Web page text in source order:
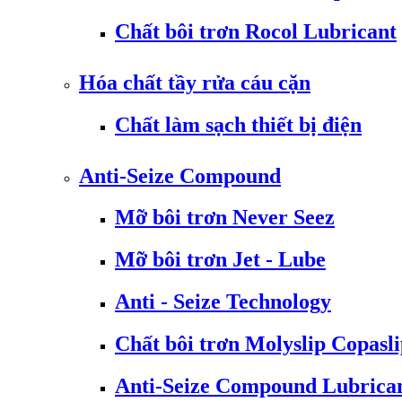
Chất bôi trơn Rocol Lubricant
Hóa chất tầy rửa cáu cặn
Chất làm sạch thiết bị điện
Anti-Seize Compound
Mỡ bôi trơn Never Seez
Mỡ bôi trơn Jet - Lube
Anti - Seize Technology
Chất bôi trơn Molyslip
Anti-Seize Compound